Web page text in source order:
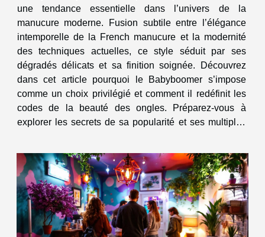
une tendance essentielle dans l’univers de la
manucure moderne. Fusion subtile entre l’élégance
intemporelle de la French manucure et la modernité
des techniques actuelles, ce style séduit par ses
dégradés délicats et sa finition soignée. Découvrez
dans cet article pourquoi le Babyboomer s’impose
comme un choix privilégié et comment il redéfinit les
codes de la beauté des ongles. Préparez-vous à
explorer les secrets de sa popularité et ses multiples